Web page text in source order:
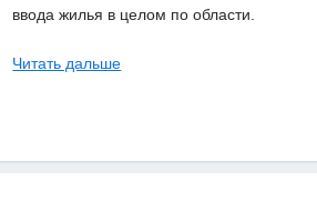
ввода жилья в целом по области.
Читать дальше